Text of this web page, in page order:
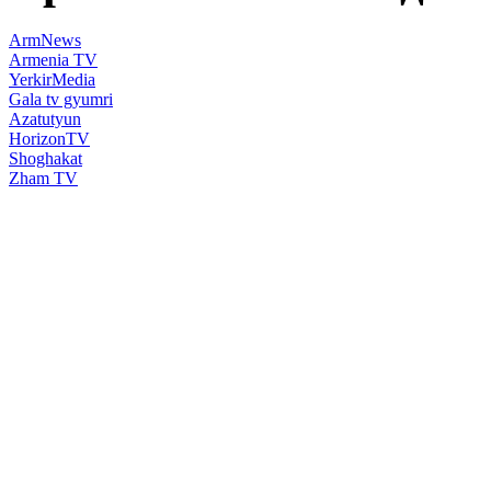
ArmNews
Armenia TV
YerkirMedia
Gala tv gyumri
Azatutyun
HorizonTV
Shoghakat
Zham TV